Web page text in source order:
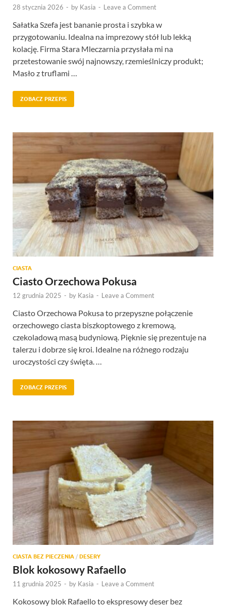
28 stycznia 2026 - by Kasia - Leave a Comment
Sałatka Szefa jest bananie prosta i szybka w
przygotowaniu. Idealna na imprezowy stół lub lekką
kolację. Firma Stara Mleczarnia przysłała mi na
przetestowanie swój najnowszy, rzemieślniczy produkt;
Masło z truflami …
ZOBACZ PRZEPIS
CIASTA
Ciasto Orzechowa Pokusa
12 grudnia 2025 - by Kasia - Leave a Comment
Ciasto Orzechowa Pokusa to przepyszne połączenie
orzechowego ciasta biszkoptowego z kremową,
czekoladową masą budyniową. Pięknie się prezentuje na
talerzu i dobrze się kroi. Idealne na różnego rodzaju
uroczystości czy święta. …
ZOBACZ PRZEPIS
CIASTA BEZ PIECZENIA / DESERY
Blok kokosowy Rafaello
11 grudnia 2025 - by Kasia - Leave a Comment
Kokosowy blok Rafaello to ekspresowy deser bez